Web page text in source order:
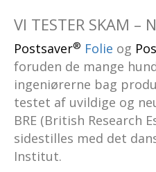
VI TESTER SKAM –
Postsaver® Folie og
foruden de mange
ingeniørerne bag
testet af uvildige og
BRE (British Research
sidestilles med det
Institut.